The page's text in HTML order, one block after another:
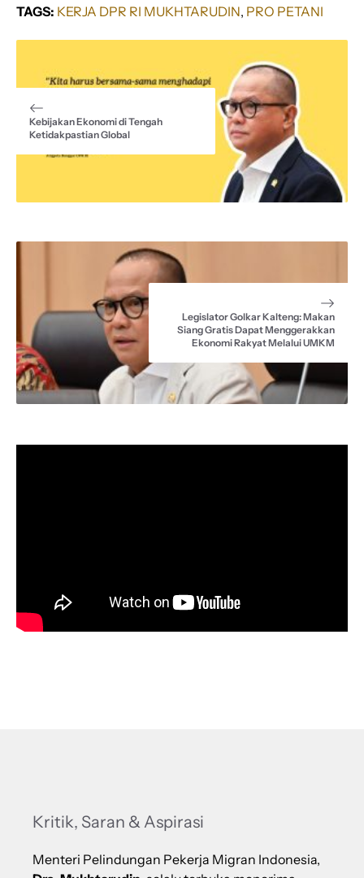
c
b
a
s
p
l
g
a
r
a
s
a
e
TAGS: KERJA DPR RI MUKHTARUDIN, PRO PETANI
Kebijakan Ekonomi di Tengah
Ketidakpastian Global
Legislator Golkar Kalteng: Makan
Siang Gratis Dapat Menggerakkan
Ekonomi Rakyat Melalui UMKM
Kritik, Saran & Aspirasi
Menteri Pelindungan Pekerja Migran Indonesia,